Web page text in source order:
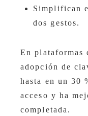
Simplifican
dos gestos.
En plataformas
adopción de
hasta en un 30
acceso y ha
completada.